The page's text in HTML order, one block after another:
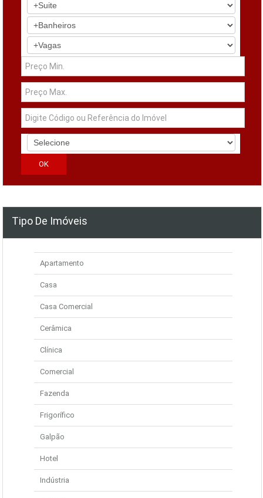
Tipo De Imóveis
Apartamento
Casa
Casa Comercial
Cerâmica
Clínica
Comercial
Fazenda
Frigorífico
Galpão
Hotel
Indústria